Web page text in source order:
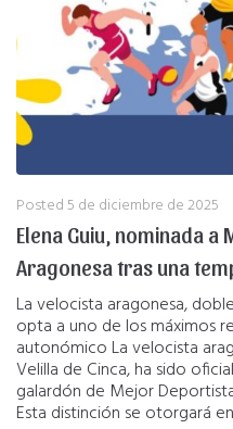
Posted5 de diciembre de 2025
Elena Guiu, nominada
Aragonesa tras una
La velocista aragonesa,
opta a uno de los máximos
autonómico La velocista
Velilla de Cinca, ha sido
galardón de Mejor
Esta distinción se otorgará